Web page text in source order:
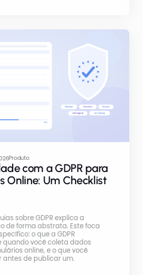
Produto
com a GDPR para
Online: Um Checklist
sobre GDPR explica a
de forma abstrata. Este foca
o que a GDPR
quando você coleta dados
online, e o que você
antes de publicar um.